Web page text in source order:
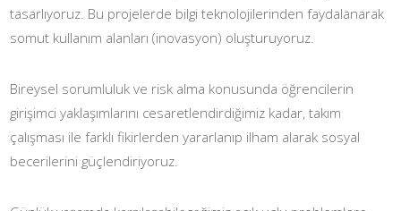
tasarlıyoruz. Bu projelerde bilgi teknolojilerinden faydalanarak
somut kullanım alanları (inovasyon) oluşturuyoruz.
Bireysel sorumluluk ve risk alma konusunda öğrencilerin
girişimci yaklaşımlarını cesaretlendirdiğimiz kadar, takım
çalışması ile farklı fikirlerden yararlanıp ilham alarak sosyal
becerilerini güçlendiriyoruz.